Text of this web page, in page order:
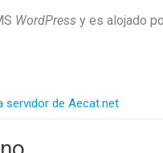
WordPress y es alojado
servidor de Aecat.net